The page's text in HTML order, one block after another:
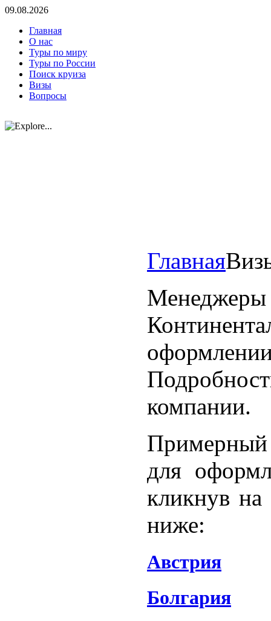
09.08.2026
Главная
О нас
Туры по миру
Туры по России
Поиск круиза
Визы
Вопросы
Главная
компании.
Примерный
для
кликнув
ниже:
Австрия
Болгария